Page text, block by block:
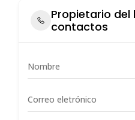
Propietario del
contactos